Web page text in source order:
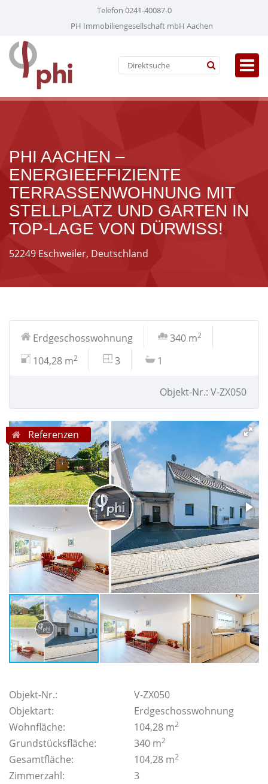
Telefon 0241-40087-0
PH Immobiliengesellschaft mbH Aachen
PHI AACHEN –
ENERGIEEFFIZIENTE
TERRASSENWOHNUNG MIT
STELLPLATZ UND GARTEN IN
TOP-LAGE VON DÜRWISS!
52249 Eschweiler, Deutschland
Erdgeschosswohnung 340 m2
104,28 m2 3 1
Objekt-Nr.: V-ZX050
Referenzen
Objekt-Nr.:
V-ZX050
Objektart:
Erdgeschosswohnung
Wohnfläche:
104,28 m2
Grundstücksfläche: 340 m2
Gesamtfläche: 104,28 m2
Zimmerzahl:
3